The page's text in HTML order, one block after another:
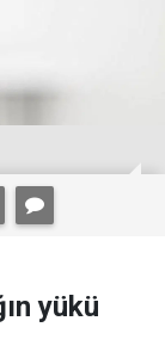
yükü